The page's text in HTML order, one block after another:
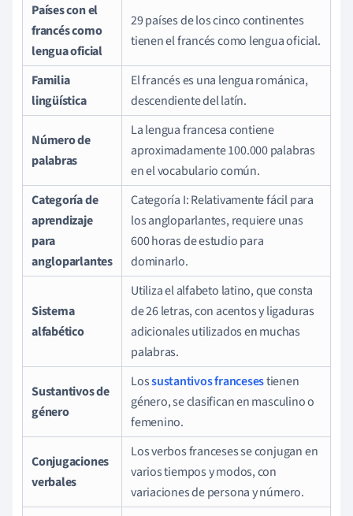
Países con el
francés como
lengua oficial
29 países de los cinco continentes
tienen el francés como lengua oficial.
Familia
lingüística
El francés es una lengua románica,
descendiente del latín.
Número de
palabras
La lengua francesa contiene
aproximadamente 100.000 palabras
en el vocabulario común.
Categoría de
aprendizaje
para
angloparlantes
Categoría I: Relativamente fácil para
los angloparlantes, requiere unas
600 horas de estudio para
dominarlo.
Sistema
alfabético
Utiliza el alfabeto latino, que consta
de 26 letras, con acentos y ligaduras
adicionales utilizados en muchas
palabras.
Sustantivos de
género
Lossustantivos francesestienen
género, se clasifican en masculino o
femenino.
Conjugaciones
verbales
Los verbos franceses se conjugan en
varios tiempos y modos, con
variaciones de persona y número.